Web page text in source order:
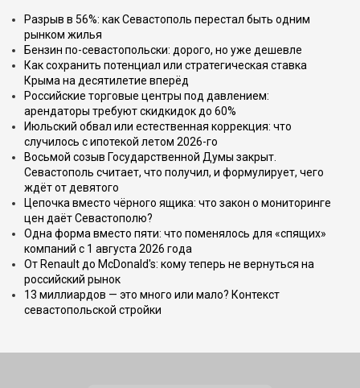
Разрыв в 56%: как Севастополь перестал быть одним
рынком жилья
Бензин по-севастопольски: дорого, но уже дешевле
Как сохранить потенциал или стратегическая ставка
Крыма на десятилетие вперёд
Российские торговые центры под давлением:
арендаторы требуют скидкидок до 60%
Июльский обвал или естественная коррекция: что
случилось с ипотекой летом 2026-го
Восьмой созыв Государственной Думы закрыт.
Севастополь считает, что получил, и формулирует, чего
ждёт от девятого
Цепочка вместо чёрного ящика: что закон о мониторинге
цен даёт Севастополю?
Одна форма вместо пяти: что поменялось для «спящих»
компаний с 1 августа 2026 года
От Renault до McDonald's: кому теперь не вернуться на
российский рынок
13 миллиардов — это много или мало? Контекст
севастопольской стройки